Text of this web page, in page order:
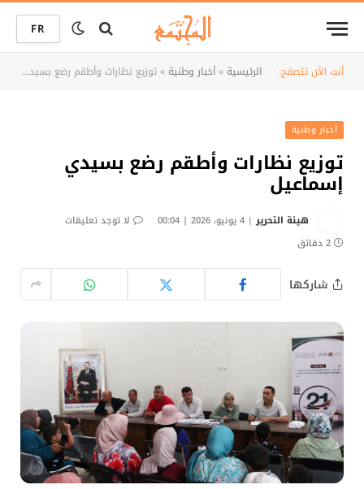
FR
أنت الآن تتصفح: الرئيسية»أخبار وطنية»توزيع نظارات وأطقم رضع بسيدي إسماعيل
أخبار وطنية
توزيع نظارات وأطقم رضع بسيدي
إسماعيل
هيئة التحرير 4 يونيو، 2026 | 00:04
لا توجد تعليقات
2 دقائق
شاركها